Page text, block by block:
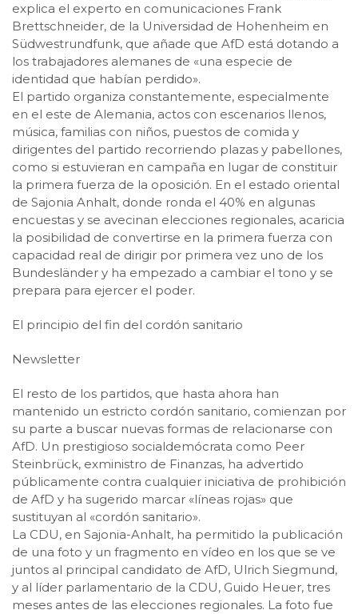
explica el experto en comunicaciones Frank
Brettschneider, de la Universidad de Hohenheim en
Südwestrundfunk, que añade que AfD está dotando a
los trabajadores alemanes de «una especie de
identidad que habían perdido».
El partido organiza constantemente, especialmente
en el este de Alemania, actos con escenarios llenos,
música, familias con niños, puestos de comida y
dirigentes del partido recorriendo plazas y pabellones,
como si estuvieran en campaña en lugar de constituir
la primera fuerza de la oposición. En el estado oriental
de Sajonia Anhalt, donde ronda el 40% en algunas
encuestas y se avecinan elecciones regionales, acaricia
la posibilidad de convertirse en la primera fuerza con
capacidad real de dirigir por primera vez uno de los
Bundesländer y ha empezado a cambiar el tono y se
prepara para ejercer el poder.
El principio del fin del cordón sanitario
Newsletter
El resto de los partidos, que hasta ahora han
mantenido un estricto cordón sanitario, comienzan por
su parte a buscar nuevas formas de relacionarse con
AfD. Un prestigioso socialdemócrata como Peer
Steinbrück, exministro de Finanzas, ha advertido
públicamente contra cualquier iniciativa de prohibición
de AfD y ha sugerido marcar «líneas rojas» que
sustituyan al «cordón sanitario».
La CDU, en Sajonia-Anhalt, ha permitido la publicación
de una foto y un fragmento en vídeo en los que se ve
juntos al principal candidato de AfD, Ulrich Siegmund,
y al líder parlamentario de la CDU, Guido Heuer, tres
meses antes de las elecciones regionales. La foto fue